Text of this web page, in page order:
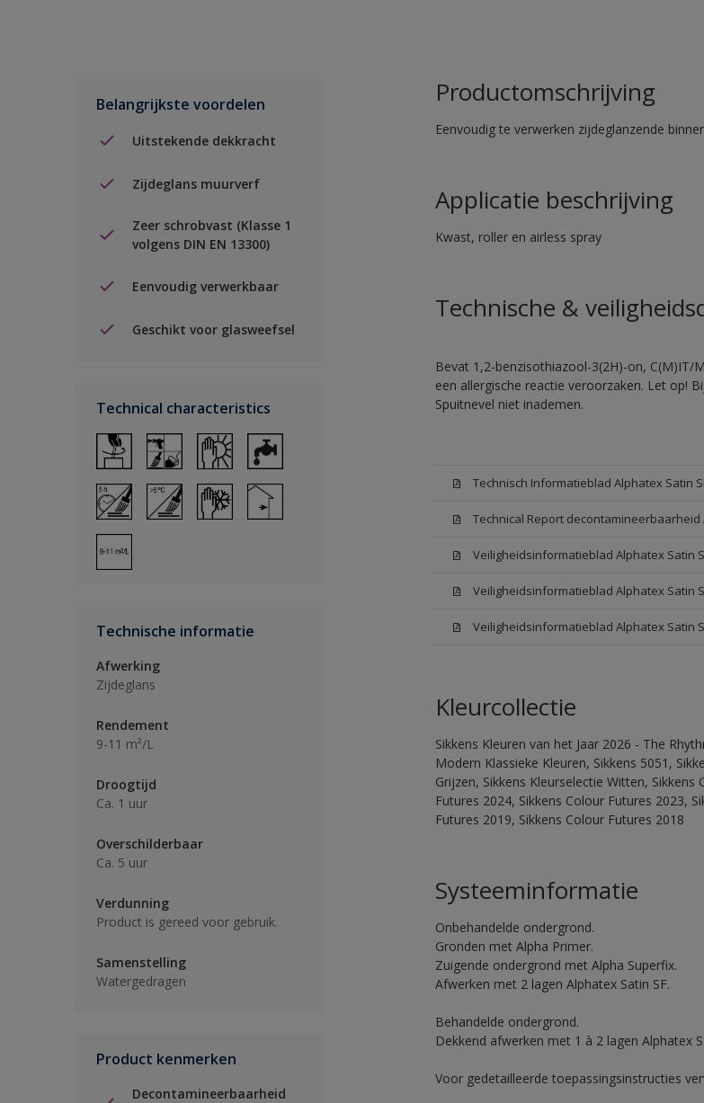
Belangrijkste voordelen
Uitstekende dekkracht
Zijdeglans muurverf
Zeer schrobvast (Klasse 1
volgens DIN EN 13300)
Eenvoudig verwerkbaar
Geschikt voor glasweefsel
Technical characteristics
Technische informatie
Afwerking
Zijdeglans
Rendement
9-11 m²/L
Droogtijd
Ca. 1 uur
Overschilderbaar
Ca. 5 uur
Verdunning
Product is gereed voor gebruik.
Samenstelling
Watergedragen
Product kenmerken
Decontamineerbaarheid
Productomschrijving
Eenvoudig te verwerken zijdeglanzende
Applicatie beschrijving
Kwast, roller en airless spray
Technische &
Bevat 1,2-benzisothiazool-3(2H)-on,
een allergische reactie veroorzaken. Let op!
Spuitnevel niet inademen.
Technisch Informatieblad Alphatex Satin
Technical Report decontamineerbaarheid
Veiligheidsinformatieblad Alphatex Satin
Veiligheidsinformatieblad Alphatex Satin
Veiligheidsinformatieblad Alphatex Satin
Kleurcollectie
Sikkens Kleuren van het Jaar 2026 - The
Modern Klassieke Kleuren, Sikkens 5051,
Grijzen, Sikkens Kleurselectie Witten,
Futures 2024, Sikkens Colour Futures 2023,
Futures 2019, Sikkens Colour Futures 2018
Systeeminformatie
Onbehandelde ondergrond.
Gronden met Alpha Primer.
Zuigende ondergrond met Alpha Superfix.
Afwerken met 2 lagen Alphatex Satin SF.
Behandelde ondergrond.
Dekkend afwerken met 1 à 2 lagen Alphatex
Voor gedetailleerde toepassingsinstructies